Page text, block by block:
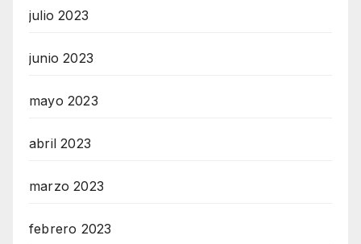
julio 2023
junio 2023
mayo 2023
abril 2023
marzo 2023
febrero 2023